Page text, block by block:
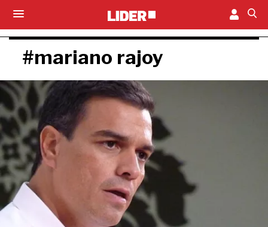
#mariano rajoy